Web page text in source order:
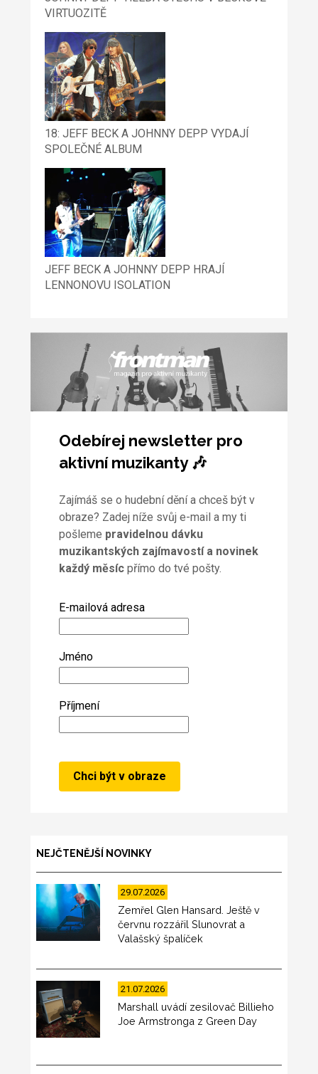
VIRTUOZITĚ
18: JEFF BECK A JOHNNY DEPP VYDAJÍ
SPOLEČNÉ ALBUM
JEFF BECK A JOHNNY DEPP HRAJÍ
LENNONOVU ISOLATION
Odebírej newsletter pro
aktivní muzikanty 🎶
Zajímáš se o hudební dění a chceš být v
obraze? Zadej níže svůj e-mail a my ti
pošleme pravidelnou dávku
muzikantských zajímavostí a novinek
každý měsícpřímo do tvé pošty.
E-mailová adresa
Jméno
Příjmení
NEJČTENĚJŠÍ NOVINKY
29.07.2026
Zemřel Glen Hansard. Ještě v
červnu rozzářil Slunovrat a
Valašský špalíček
21.07.2026
Marshall uvádí zesilovač Billieho
Joe Armstronga z Green Day